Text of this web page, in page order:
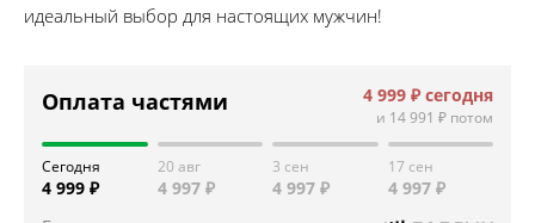
идеальный выбор для настоящих мужчин!
Оплата частями 4 999 ₽ сегодня
и 14 991 ₽ потом
Сегодня
4 999 ₽
20 авг
4 997 ₽
3 сен
4 997 ₽
17 сен
4 997 ₽